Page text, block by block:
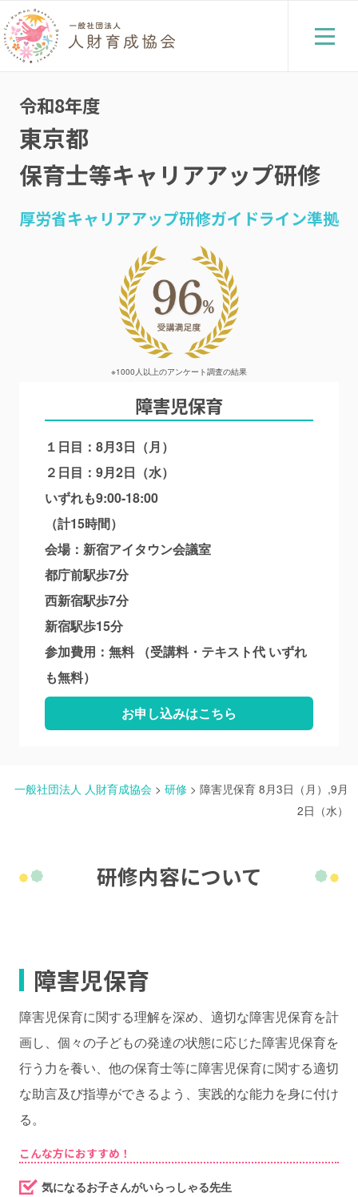
令和8年度
東京都
保育士等キャリアアップ研修
厚労省キャリアアップ研修ガイドライン準拠
※1000人以上のアンケート調査の結果
障害児保育
１日目：8月3日（月）
２日目：9月2日（水）
いずれも9:00-18:00
（計15時間）
会場：新宿アイタウン会議室
都庁前駅歩7分
西新宿駅歩7分
新宿駅歩15分
参加費用：無料 （受講料・テキスト代 いずれ
も無料）
お申し込みはこちら
一般社団法人 人財育成協会 > 研修 > 障害児保育 8月3日（月）,9月
2日（水）
研修内容について
障害児保育
障害児保育に関する理解を深め、適切な障害児保育を計
画し、個々の子どもの発達の状態に応じた障害児保育を
行う力を養い、他の保育士等に障害児保育に関する適切
な助言及び指導ができるよう、実践的な能力を身に付け
る。
こんな方におすすめ！
気になるお子さんがいらっしゃる先生